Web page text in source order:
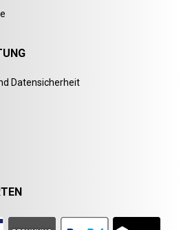
Datensicherheit